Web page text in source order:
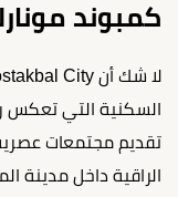
كمبوند
السكنية التي تعكس
تقديم مجتمعات
الراقية داخل مدينة